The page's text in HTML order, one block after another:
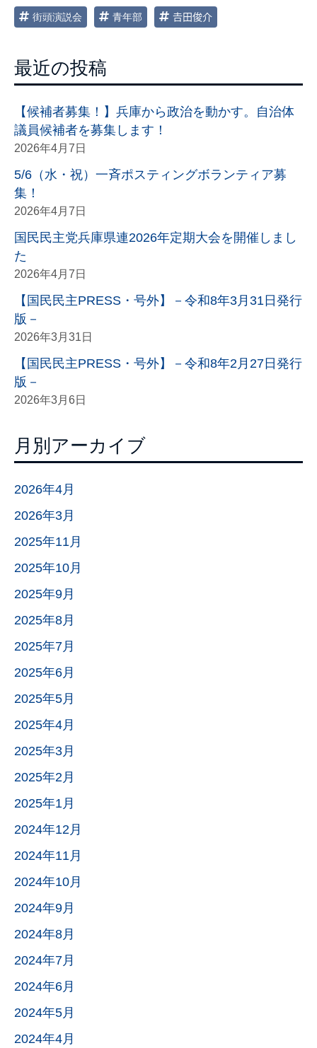
街頭演説会 青年部 𠮷田俊介
最近の投稿
【候補者募集！】兵庫から政治を動かす。自治体
議員候補者を募集します！
2026年4月7日
5/6（水・祝）一斉ポスティングボランティア募
集！
2026年4月7日
国民民主党兵庫県連2026年定期大会を開催しまし
た
2026年4月7日
【国民民主PRESS・号外】－令和8年3月31日発行
版－
2026年3月31日
【国民民主PRESS・号外】－令和8年2月27日発行
版－
2026年3月6日
月別アーカイブ
2026年4月
2026年3月
2025年11月
2025年10月
2025年9月
2025年8月
2025年7月
2025年6月
2025年5月
2025年4月
2025年3月
2025年2月
2025年1月
2024年12月
2024年11月
2024年10月
2024年9月
2024年8月
2024年7月
2024年6月
2024年5月
2024年4月